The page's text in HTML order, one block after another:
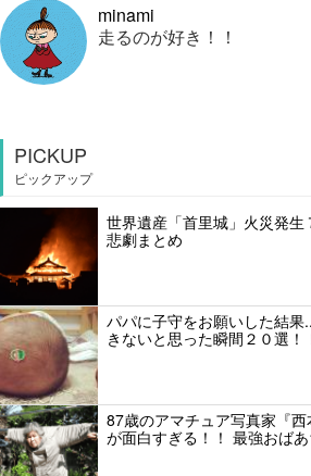
minami
走るのが好き！！
PICKUP
ピックアップ
世界遺産「首里城」火災発
悲劇まとめ
パパに子守をお願いした結
きないと思った瞬間２０選！
87歳のアマチュア写真家『
が面白すぎる！！ 最強おば